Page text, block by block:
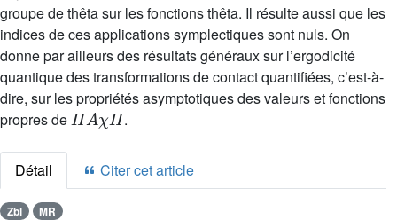
groupe de thêta sur les fonctions thêta. Il résulte aussi que les
indices de ces applications symplectiques sont nuls. On
donne par ailleurs des résultats généraux sur l’ergodicité
quantique des transformations de contact quantifiées, c’est-à-
dire, sur les propriétés asymptotiques des valeurs et fonctions
propres de
ΠAχΠ
.
Détail Citer cet article
Zbl MR